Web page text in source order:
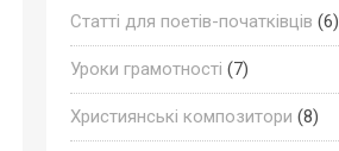
Статті для поетів-початківців (6)
Уроки грамотності (7)
Християнські композитори (8)